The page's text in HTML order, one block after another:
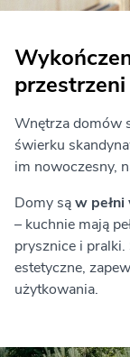
przestrzeni
Wnętrza domów
świerku
im nowoczesny,
Domy sąw
– kuchnie mają
prysznice i
estetyczne,
użytkowania.